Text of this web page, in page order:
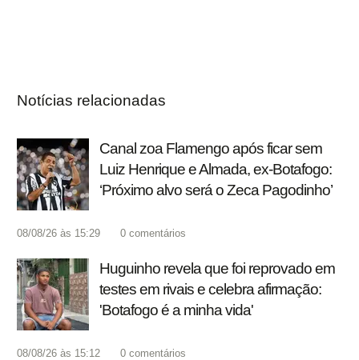
Notícias relacionadas
Canal zoa Flamengo após ficar sem
Luiz Henrique e Almada, ex-Botafogo:
‘Próximo alvo será o Zeca Pagodinho’
08/08/26 às 15:29 0 comentários
Huguinho revela que foi reprovado em
testes em rivais e celebra afirmação:
'Botafogo é a minha vida'
08/08/26 às 15:12 0 comentários